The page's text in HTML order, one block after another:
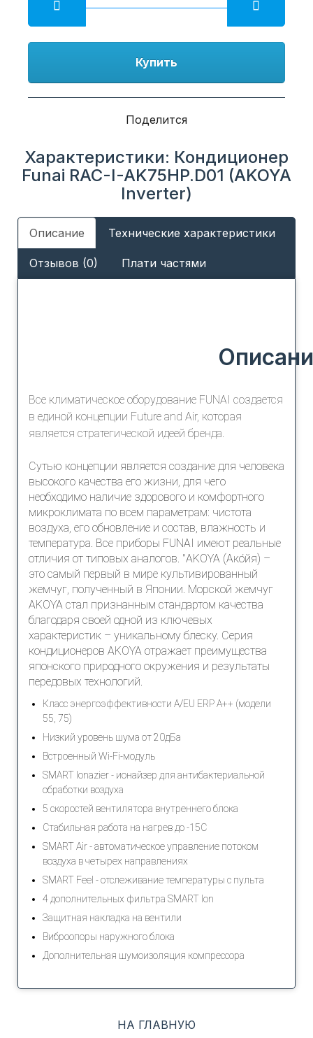
Купить
Поделится
Характеристики: Кондиционер
Funai RAC-I-AK75HP.D01 (AKOYA
Inverter)
Описание Технические характеристики
Отзывов (0) Плати частями
Все климатическое оборудование FUNAI создается
в единой концепции Future and Air, которая
является стратегической идеей бренда.
Сутью концепции является создание для человека
высокого качества его жизни, для чего
необходимо наличие здорового и комфортного
микроклимата по всем параметрам: чистота
воздуха, его обновление и состав, влажность и
температура. Все приборы FUNAI имеют реальные
отличия от типовых аналогов. "AKOYA (Ако́йя) –
это самый первый в мире культивированный
жемчуг, полученный в Японии. Морской жемчуг
AKOYA стал признанным стандартом качества
благодаря своей одной из ключевых
характеристик – уникальному блеску. Серия
кондиционеров AKOYA отражает преимущества
японского природного окружения и результаты
передовых технологий.
Класс энергоэффективности А/EU ERP A++ (модели
55, 75)
Низкий уровень шума от 20дБа
Встроенный Wi-Fi-модуль
SMART Ionazier - ионайзер для антибактериальной
обработки воздуха
5 скоростей вентилятора внутреннего блока
Стабильная работа на нагрев до -15С
SMART Air - автоматическое управление потоком
воздуха в четырех направлениях
SMART Feel - отслеживание температуры с пульта
4 дополнительных фильтра SMART Ion
Защитная накладка на вентили
Виброопоры наружного блока
Дополнительная шумоизоляция компрессора
НА ГЛАВНУЮ